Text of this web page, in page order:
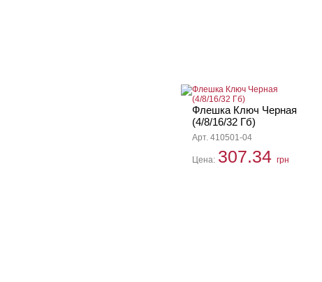
Флешка Ключ Черная
(4/8/16/32 Гб)
Арт. 410501-04
Цена: 307.34 грн